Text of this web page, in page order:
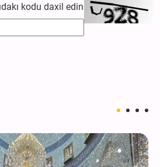
kodu daxil edin